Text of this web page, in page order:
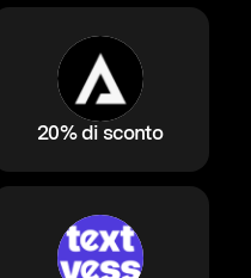
20% di sconto